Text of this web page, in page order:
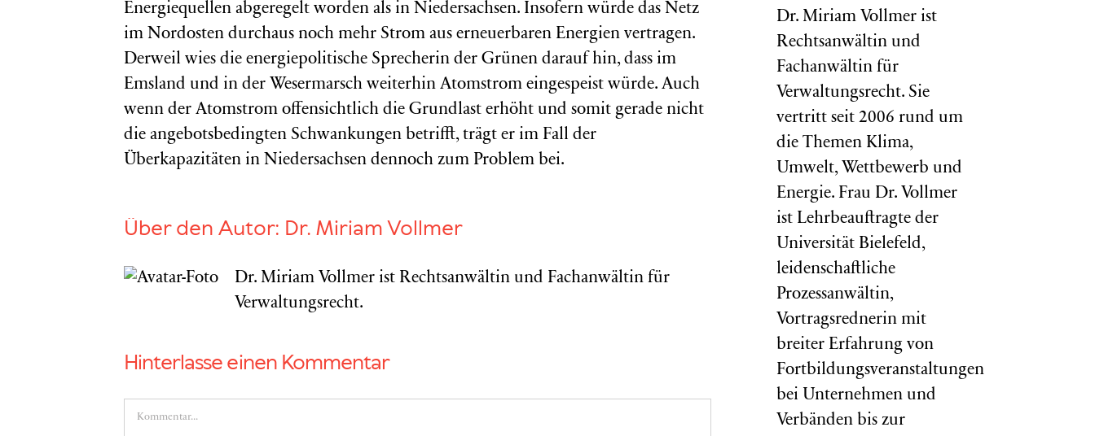
Energiequellen abgeregelt worden als in Niedersachsen. Insofern würde das Netz
im Nordosten durchaus noch mehr Strom aus erneuerbaren Energien vertragen.
Derweil wies die energiepolitische Sprecherin der Grünen darauf hin, dass im
Emsland und in der Wesermarsch weiterhin Atomstrom eingespeist würde. Auch
wenn der Atomstrom offensichtlich die Grundlast erhöht und somit gerade nicht
die angebotsbedingten Schwankungen betrifft, trägt er im Fall der
Überkapazitäten in Niedersachsen dennoch zum Problem bei.
Über den Autor: Dr. Miriam Vollmer
Dr. Miriam Vollmer ist Rechtsanwältin und Fachanwältin für
Verwaltungsrecht.
Hinterlasse einen Kommentar
Kommentar
Dr. Miriam Vollmer ist
Rechtsanwältin und
Fachanwältin für
Verwaltungsrecht. Sie
vertritt seit 2006 rund um
die Themen Klima,
Umwelt, Wettbewerb und
Energie. Frau Dr. Vollmer
ist Lehrbeauftragte der
Universität Bielefeld,
leidenschaftliche
Prozessanwältin,
Vortragsrednerin mit
breiter Erfahrung von
Fortbildungsveranstaltungen
bei Unternehmen und
Verbänden bis zur